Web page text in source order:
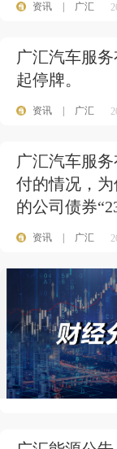
资讯 广汇
广汇汽车服
起停牌。
资讯 广汇
广汇汽车服
付的情况，
的公司债券
资讯 广汇